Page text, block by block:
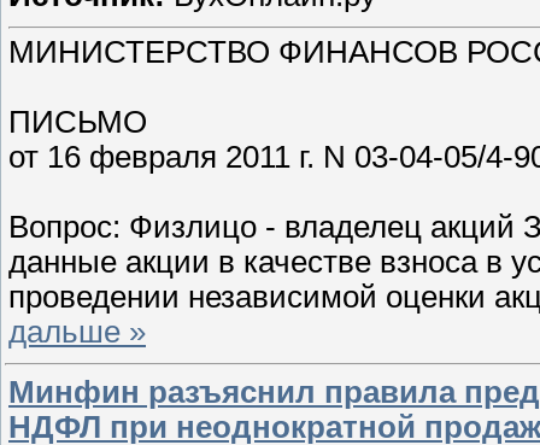
МИНИСТЕРСТВО ФИНАНСОВ
ПИСЬМО
от 16 февраля 2011 г. N 03-04-05/4-
Вопрос: Физлицо - владелец
данные акции в качестве взноса в
проведении независимой оценки
дальше »
Минфин разъяснил правила
НДФЛ при неоднократной